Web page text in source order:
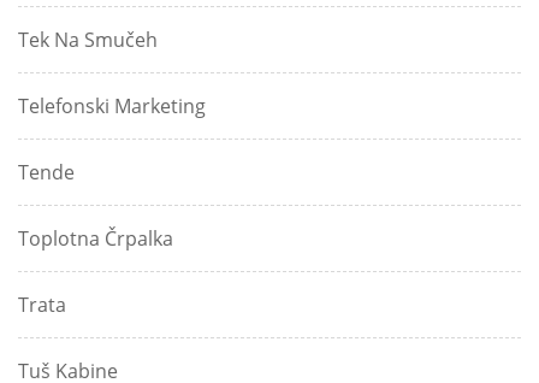
Tek Na Smučeh
Telefonski Marketing
Tende
Toplotna Črpalka
Trata
Tuš Kabine